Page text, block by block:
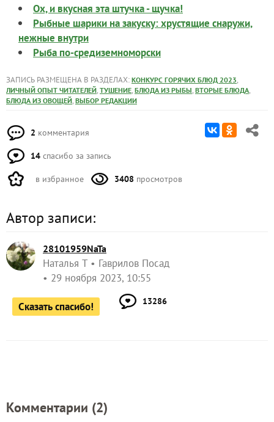
Ох, и вкусная эта штучка - щучка!
Рыбные шарики на закуску: хрустящие снаружи,
нежные внутри
Рыба по-средиземноморски
ЗАПИСЬ РАЗМЕЩЕНА В РАЗДЕЛАХ: КОНКУРС ГОРЯЧИХ БЛЮД 2023,
ЛИЧНЫЙ ОПЫТ ЧИТАТЕЛЕЙ, ТУШЕНИЕ, БЛЮДА ИЗ РЫБЫ, ВТОРЫЕ БЛЮДА,
БЛЮДА ИЗ ОВОЩЕЙ, ВЫБОР РЕДАКЦИИ
2 комментария
14 спасибо за запись
в избранное 3408 просмотров
Автор записи:
28101959NaTa
Наталья Т
Гаврилов Посад
29 ноября 2023, 10:55
Сказать спасибо! 13286
Комментарии (2)